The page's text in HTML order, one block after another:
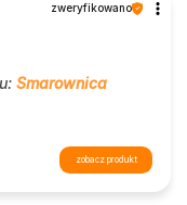
zweryfikowano
Smarownica
zobacz produkt